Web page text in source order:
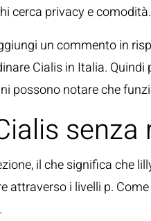
cerca privacy e comodità.
un commento in
Cialis in Italia.
possono notare che
il che significa che
attraverso i livelli p.